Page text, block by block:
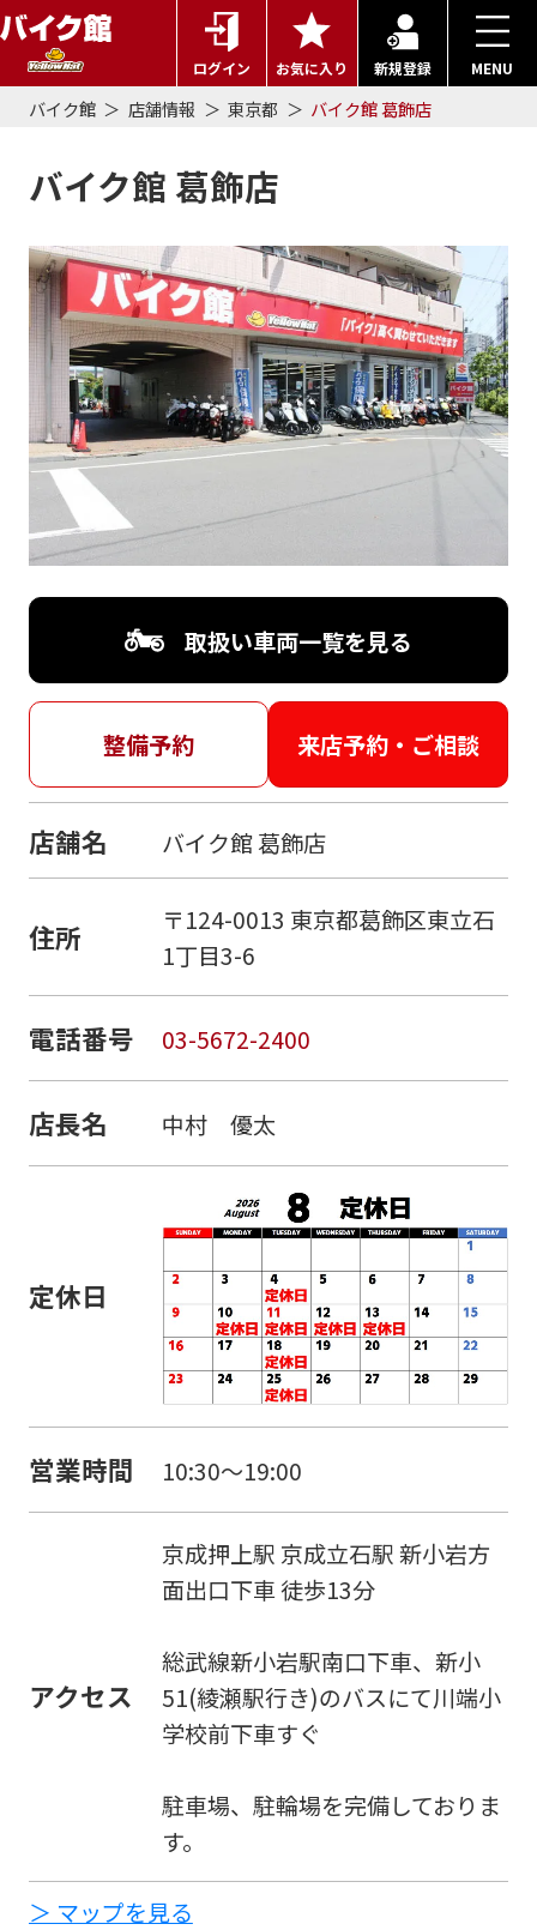
ログイン お気に入り 新規登録 MENU
バイク館 店舗情報 東京都 バイク館 葛飾店
バイク館 葛飾店
取扱い車両一覧を見る
来店予約・ご相談
整備予約
店舗名 バイク館 葛飾店
住所
〒124-0013 東京都葛飾区東立石
1丁目3-6
電話番号 03-5672-2400
店長名 中村 優太
定休日
営業時間 10:30～19:00
アクセス
京成押上駅 京成立石駅 新小岩方
面出口下車 徒歩13分
総武線新小岩駅南口下車、新小
51(綾瀬駅行き)のバスにて川端小
学校前下車すぐ
駐車場、駐輪場を完備しておりま
す。
＞ マップを見る